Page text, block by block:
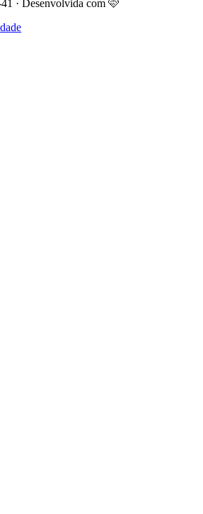
· Desenvolvida com 🩷